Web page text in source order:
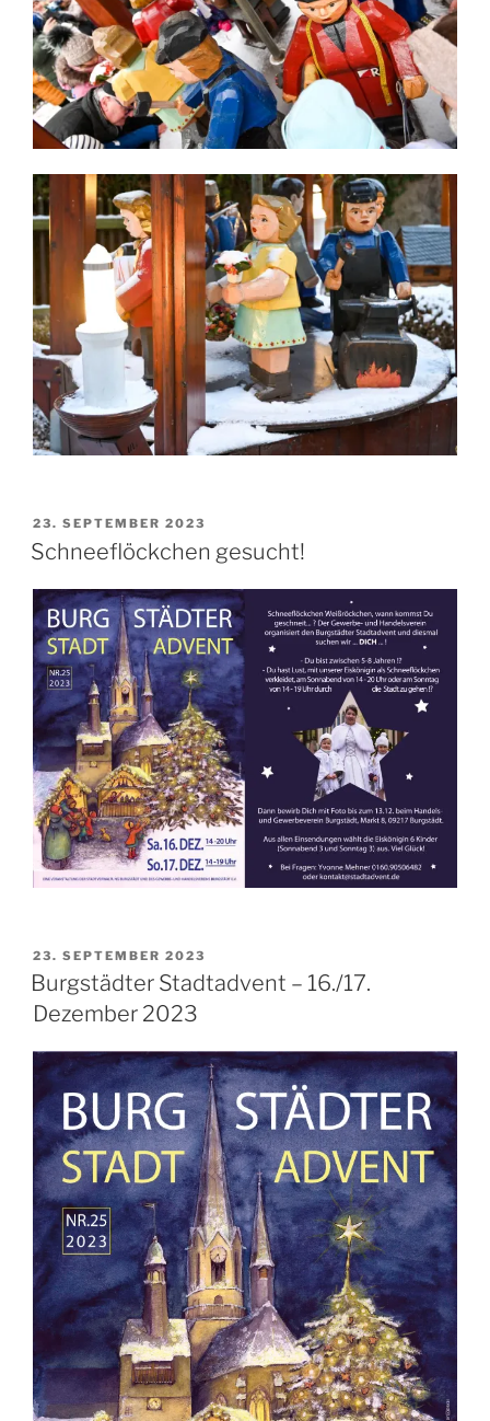
VERÖFFENTLICHT
AM
23. SEPTEMBER 2023
Schneeflöckchen gesucht!
VERÖFFENTLICHT
AM
23. SEPTEMBER 2023
Burgstädter Stadtadvent – 16./17.
Dezember 2023